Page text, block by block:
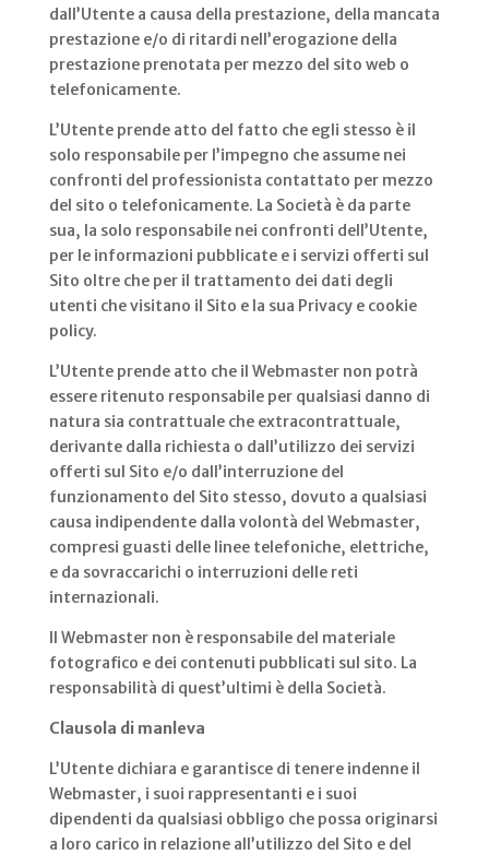
dall’Utente a causa della prestazione, della mancata
prestazione e/o di ritardi nell’erogazione della
prestazione prenotata per mezzo del sito web o
telefonicamente.
L’Utente prende atto del fatto che egli stesso è il
solo responsabile per l’impegno che assume nei
confronti del professionista contattato per mezzo
del sito o telefonicamente. La Società è da parte
sua, la solo responsabile nei confronti dell’Utente,
per le informazioni pubblicate e i servizi offerti sul
Sito oltre che per il trattamento dei dati degli
utenti che visitano il Sito e la sua Privacy e cookie
policy.
L’Utente prende atto che il Webmaster non potrà
essere ritenuto responsabile per qualsiasi danno di
natura sia contrattuale che extracontrattuale,
derivante dalla richiesta o dall’utilizzo dei servizi
offerti sul Sito e/o dall’interruzione del
funzionamento del Sito stesso, dovuto a qualsiasi
causa indipendente dalla volontà del Webmaster,
compresi guasti delle linee telefoniche, elettriche,
e da sovraccarichi o interruzioni delle reti
internazionali.
Il Webmaster non è responsabile del materiale
fotografico e dei contenuti pubblicati sul sito. La
responsabilità di quest’ultimi è della Società.
Clausola di manleva
L’Utente dichiara e garantisce di tenere indenne il
Webmaster, i suoi rappresentanti e i suoi
dipendenti da qualsiasi obbligo che possa originarsi
a loro carico in relazione all’utilizzo del Sito e del